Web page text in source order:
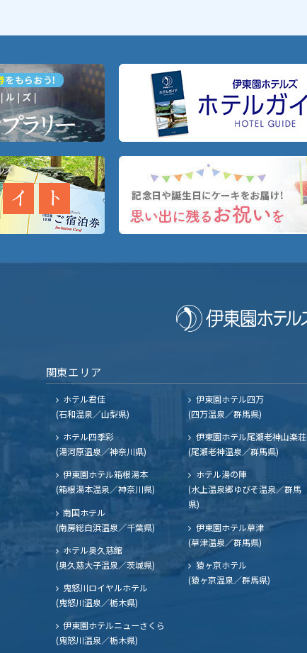
関東エリア
ホテル君佳
(石和温泉／山梨県)
ホテル四季彩
(湯河原温泉／神奈川県)
伊東園ホテル箱根湯本
(箱根湯本温泉／神奈川県)
南国ホテル
(南房総白浜温泉／千葉県)
ホテル奥久慈館
(奥久慈大子温泉／茨城県)
鬼怒川ロイヤルホテル
(鬼怒川温泉／栃木県)
伊東園ホテルニューさくら
(鬼怒川温泉／栃木県)
伊東園ホテル四万
(四万温泉／群馬県)
伊東園ホテル尾瀬老神山楽荘
(尾瀬老神温泉／群馬県)
ホテル湯の陣
(水上温泉郷ゆびそ温泉／群馬
県)
伊東園ホテル草津
(草津温泉／群馬県)
猿ヶ京ホテル
(猿ヶ京温泉／群馬県)